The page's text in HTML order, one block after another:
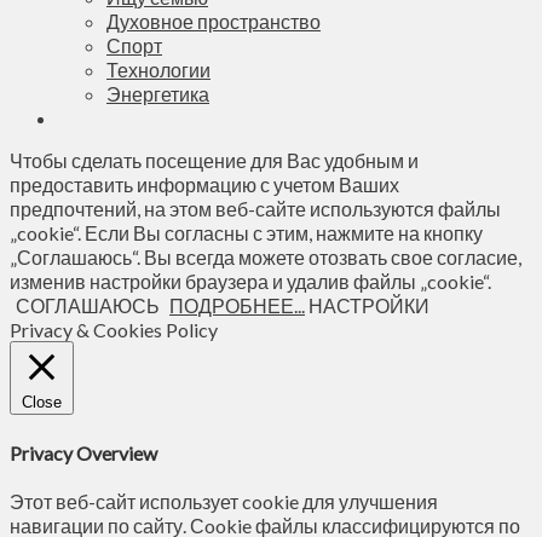
Духовное пространство
Спорт
Технологии
Энергетика
Чтобы сделать посещение для Вас удобным и
предоставить информацию с учетом Ваших
предпочтений, на этом веб-сайте используются файлы
„cookie“. Если Вы согласны с этим, нажмите на кнопку
„Соглашаюсь“. Вы всегда можете отозвать свое согласие,
изменив настройки браузера и удалив файлы „cookie“.
СОГЛАШАЮСЬ ПОДРОБНЕЕ... НАСТРОЙКИ
Privacy & Cookies Policy
Close
Privacy Overview
Этот веб-сайт использует cookie для улучшения
навигации по сайту. Сookie файлы классифицируются по